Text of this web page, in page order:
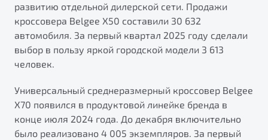
развитию отдельной дилерской сети. Продажи
кроссовера Belgee X50 составили 30 632
автомобиля. За первый квартал 2025 году сделали
выбор в пользу яркой городской модели 3 613
человек.
Универсальный среднеразмерный кроссовер Belgee
X70 появился в продуктовой линейке бренда в
конце июля 2024 года. До декабря включительно
было реализовано 4 005 экземпляров. За первый